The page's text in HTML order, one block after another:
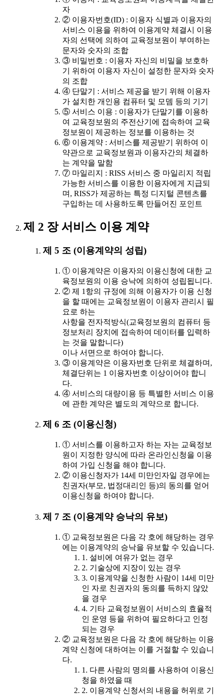
자
② 이용자번호(ID) : 이용자 식별과 이용자의
서비스 이용을 위하여 이용계약 체결시 이용
자의 선택에 의하여 교육정보원이 부여하는
문자와 숫자의 조합
③ 비밀번호 : 이용자 자신의 비밀을 보호하
기 위하여 이용자 자신이 설정한 문자와 숫자
의 조합
④ 단말기 : 서비스 제공을 받기 위해 이용자
가 설치한 개인용 컴퓨터 및 모뎀 등의 기기
⑤ 서비스 이용 : 이용자가 단말기를 이용하
여 교육정보원의 주전산기에 접속하여 교육
정보원이 제공하는 정보를 이용하는 것
⑥ 이용계약 : 서비스를 제공받기 위하여 이
약관으로 교육정보원과 이용자간의 체결하
는 계약을 말함
⑦ 마일리지 : RISS 서비스 중 마일리지 적립
가능한 서비스를 이용한 이용자에게 지급되
며, RISS가 제공하는 특정 디지털 콘텐츠를
구입하는 데 사용하도록 만들어진 포인트
제 2 장 서비스 이용 계약
제 5 조 (이용계약의 성립)
① 이용계약은 이용자의 이용신청에 대한 교
육정보원의 이용 승낙에 의하여 성립됩니다.
② 제 1항의 규정에 의해 이용자가 이용 신청
을 할 때에는 교육정보원이 이용자 관리시 필
요로 하는
사항을 전자적방식(교육정보원의 컴퓨터 등
정보처리 장치에 접속하여 데이터를 입력하
는 것을 말합니다)
이나 서면으로 하여야 합니다.
③ 이용계약은 이용자번호 단위로 체결하며,
체결단위는 1 이용자번호 이상이어야 합니
다.
④ 서비스의 대량이용 등 특별한 서비스 이용
에 관한 계약은 별도의 계약으로 합니다.
제 6 조 (이용신청)
① 서비스를 이용하고자 하는 자는 교육정보
원이 지정한 양식에 따라 온라인신청을 이용
하여 가입 신청을 해야 합니다.
② 이용신청자가 14세 미만인자일 경우에는
친권자(부모, 법정대리인 등)의 동의를 얻어
이용신청을 하여야 합니다.
제 7 조 (이용계약 승낙의 유보)
① 교육정보원은 다음 각 호에 해당하는 경우
에는 이용계약의 승낙을 유보할 수 있습니다.
1. 설비에 여유가 없는 경우
2. 기술상에 지장이 있는 경우
3. 이용계약을 신청한 사람이 14세 미만
인 자로 친권자의 동의를 득하지 않았
을 경우
4. 기타 교육정보원이 서비스의 효율적
인 운영 등을 위하여 필요하다고 인정
되는 경우
② 교육정보원은 다음 각 호에 해당하는 이용
계약 신청에 대하여는 이를 거절할 수 있습니
다.
1. 다른 사람의 명의를 사용하여 이용신
청을 하였을 때
2. 이용계약 신청서의 내용을 허위로 기